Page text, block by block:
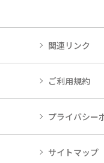
関連リンク
ご利用規約
プライバシー
サイトマップ